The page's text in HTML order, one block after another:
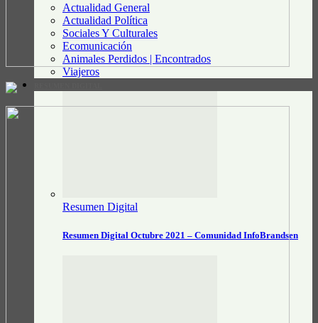
Actualidad General
Actualidad Política
Sociales Y Culturales
Ecomunicación
Animales Perdidos | Encontrados
Viajeros
Resumen Digital
Resumen Digital Octubre 2021 – Comunidad InfoBrandsen